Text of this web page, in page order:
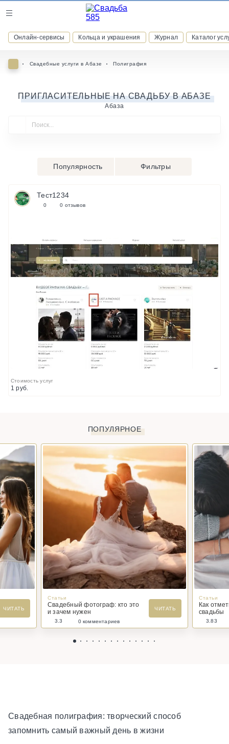
Онлайн-сервисы Кольца и украшения Журнал Каталог
ВСТУПАЙТЕ В КЛУБ ПРИВИЛЕГИЙ
Свадебные услуги в Абазе Полиграфия
ПРИГЛАСИТЕЛЬНЫЕ НА СВАДЬБУ В АБАЗЕ
Абаза
Популярность Фильтры
Тест1234
0 0 отзывов
Стоимость услуг
1 руб.
ПОПУЛЯРНОЕ
ЧИТАТЬ
Статьи
Свадебный фотограф: кто это
и зачем нужен
ЧИТАТЬ
3.3 0 комментариев
Статьи
Как
свадьбы
3.83
Свадебная полиграфия: творческий способ
запомнить самый важный день в жизни